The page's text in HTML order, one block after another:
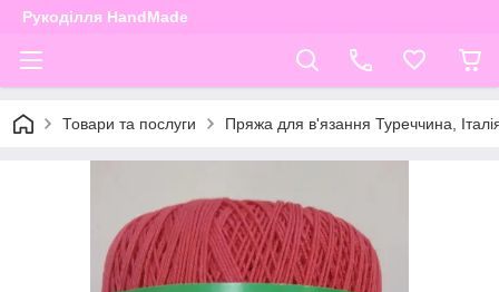
Рукоділля HandMade
Товари та послуги Пряжа для в'язання Туреччина,